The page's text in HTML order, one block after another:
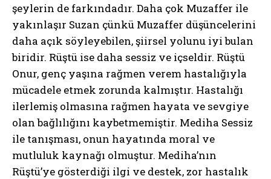
şeylerin de farkındadır. Daha çok Muzaffer ile
yakınlaşır Suzan çünkü Muzaffer düşüncelerini
daha açık söyleyebilen, şiirsel yolunu iyi bulan
biridir. Rüştü ise daha sessiz ve içseldir. Rüştü
Onur, genç yaşına rağmen verem hastalığıyla
mücadele etmek zorunda kalmıştır. Hastalığı
ilerlemiş olmasına rağmen hayata ve sevgiye
olan bağlılığını kaybetmemiştir. Mediha Sessiz
ile tanışması, onun hayatında moral ve
mutluluk kaynağı olmuştur. Mediha’nın
Rüştü’ye gösterdiği ilgi ve destek, zor hastalık